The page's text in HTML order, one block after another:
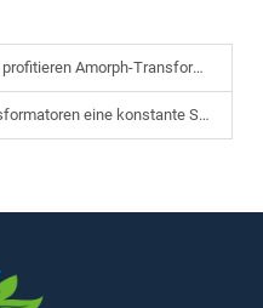
Transformatoren am meisten?
Spannungsausgabe bei empfindlichen Geräten sicher?